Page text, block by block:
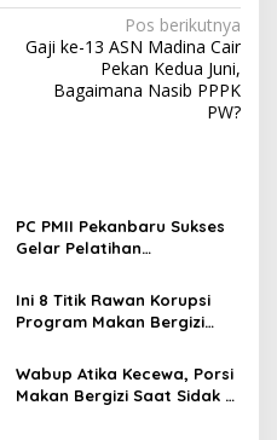
Pos berikutnya
Gaji ke-13 ASN Madina Cair
Pekan Kedua Juni,
Bagaimana Nasib PPPK
PW?
PC PMII Pekanbaru Sukses
Gelar Pelatihan
Se-Kota
Ini 8 Titik Rawan Korupsi
Program Makan Bergizi
Wabup Atika Kecewa, Porsi
Makan Bergizi Saat Sidak di